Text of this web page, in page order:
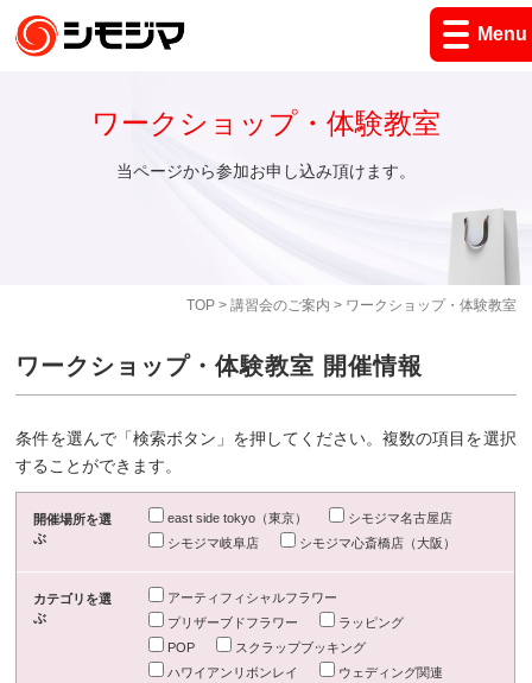
Menu
TOP> 講習会のご案内 > ワークショップ・体験教室
ワークショップ・体験教室
当ページから参加お申し込み頂けます。
ワークショップ・体験教室 開催情報
条件を選んで「検索ボタン」を押してください。複数の項目を選択
することができます。
開催場所を選
ぶ
east side tokyo（東京）
シモジマ名古屋店
シモジマ岐阜店
シモジマ心斎橋店（大阪）
カテゴリを選
ぶ
アーティフィシャルフラワー
プリザーブドフラワー
ラッピング
POP
スクラップブッキング
ハワイアンリボンレイ
ウェディング関連